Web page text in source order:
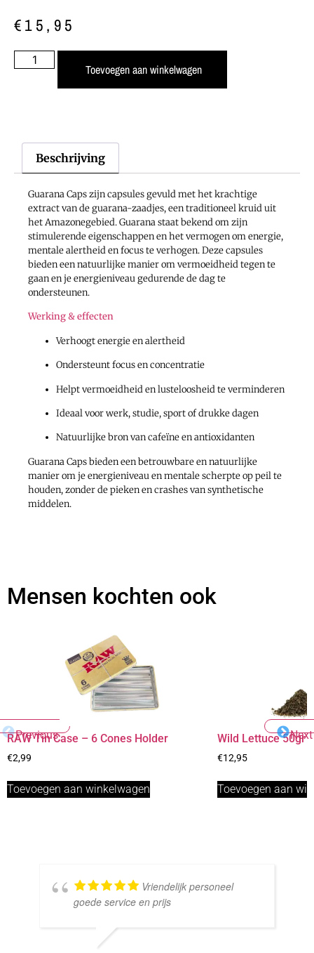
€15,95
Toevoegen aan winkelwagen
Beschrijving
Guarana Caps zijn capsules gevuld met het krachtige
extract van de guarana-zaadjes, een traditioneel kruid uit
het Amazonegebied. Guarana staat bekend om zijn
stimulerende eigenschappen en het vermogen om energie,
mentale alertheid en focus te verhogen. Deze capsules
bieden een natuurlijke manier om vermoeidheid tegen te
gaan en je energieniveau gedurende de dag te
ondersteunen.
Werking & effecten
Verhoogt energie en alertheid
Ondersteunt focus en concentratie
Helpt vermoeidheid en lusteloosheid te verminderen
Ideaal voor werk, studie, sport of drukke dagen
Natuurlijke bron van cafeïne en antioxidanten
Guarana Caps bieden een betrouwbare en natuurlijke
manier om je energieniveau en mentale scherpte op peil te
houden, zonder de pieken en crashes van synthetische
middelen.
Mensen kochten ook
Previous
RAW Tin Case – 6 Cones Holder
€2,99
Toevoegen aan winkelwagen
Wild Lettuce 50gr
€12,95
Toevoegen aan
Next
Vriendelijk personeel
goede service en prijs